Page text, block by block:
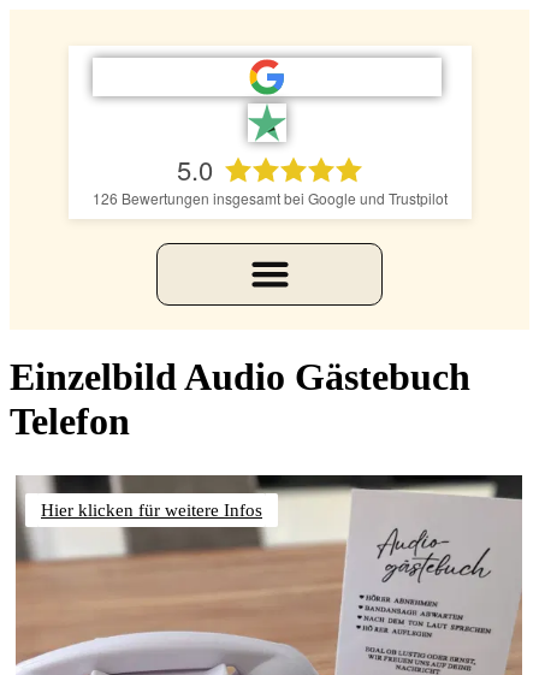
5.0
126 Bewertungen insgesamt bei Google und Trustpilot
Einzelbild Audio Gästebuch
Telefon
Hier klicken für weitere Infos